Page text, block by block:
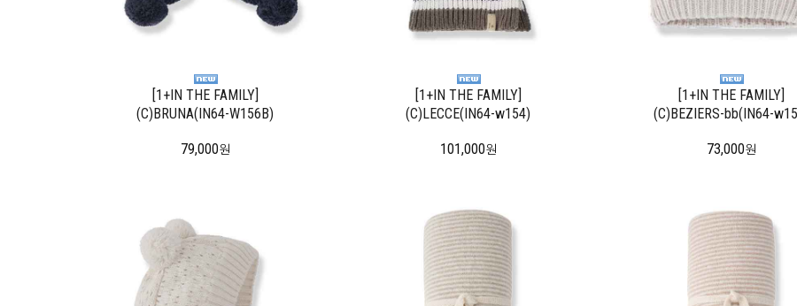
[1+IN THE FAMILY]
(C)BRUNA(IN64-W156B)
79,000원
[1+IN THE FAMILY]
(C)LECCE(IN64-w154)
101,000원
[1+IN THE FAMILY]
(C)BEZIERS-bb(IN64-
73,000원